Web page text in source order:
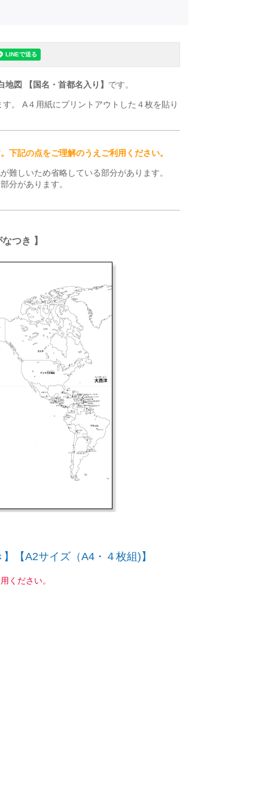
図 【国名・首都名入り】 です。
。 A４用紙にプリントアウトした４枚を貼り
下記の点をご理解のうえご利用ください。
難しいため省略している部分があります。
分があります。
つき 】
【A2サイズ（A4・４枚組)】
ください。